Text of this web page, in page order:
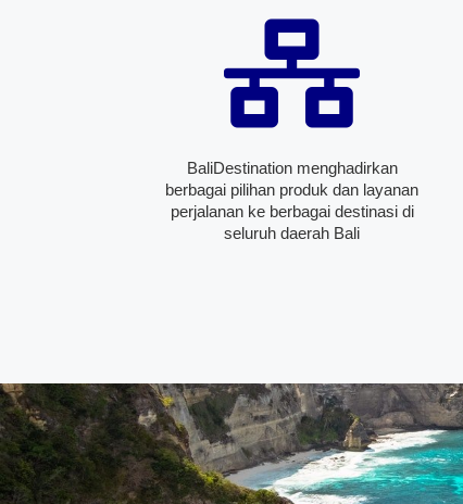
BaliDestination menghadirkan
berbagai pilihan produk dan layanan
perjalanan ke berbagai destinasi di
seluruh daerah Bali